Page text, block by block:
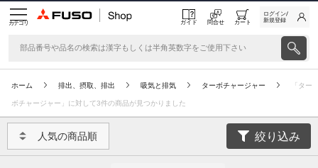
カテゴリ ガイド 問合せ カート
ログイン/
新規登録
ホーム 排出、摂取、排出 吸気と排気 ターボチャージャー 「ター
ボチャージャー」に対して3件の商品が見つかりました
人気の商品順 絞り込み